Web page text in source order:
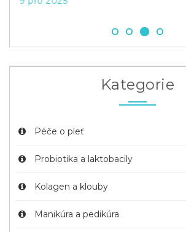
Kategorie
Péče o pleť
Probiotika a laktobacily
Kolagen a klouby
Manikúra a pedikúra